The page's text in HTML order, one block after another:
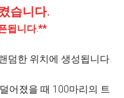
습니다.
됩니다.**
덤한 위치에 생성됩니다.
어졌을 때 100마리의 트